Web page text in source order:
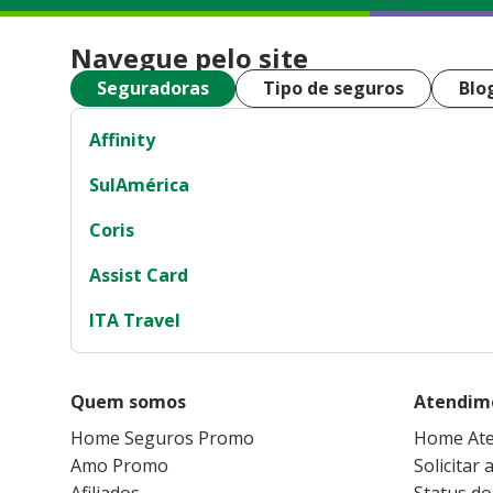
Navegue pelo site
Seguradoras Tipo de seguros
Affinity
SulAmérica
Coris
Assist Card
ITA Travel
Quem somos
Home Seguros Promo
Amo Promo
Home
Solicitar